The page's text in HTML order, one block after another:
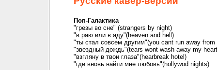
Поп-Галактика
"грезы во сне" (strangers by night)
"в раю или в аду"(heaven and hell)
"ты стал совсем другим"(you cant run away from
"звездный дождь"(tears wont wash away my
"взгляну в твои глаза"(hearbreak hotel)
"где вновь найти мне любовь"(hollywod nights)